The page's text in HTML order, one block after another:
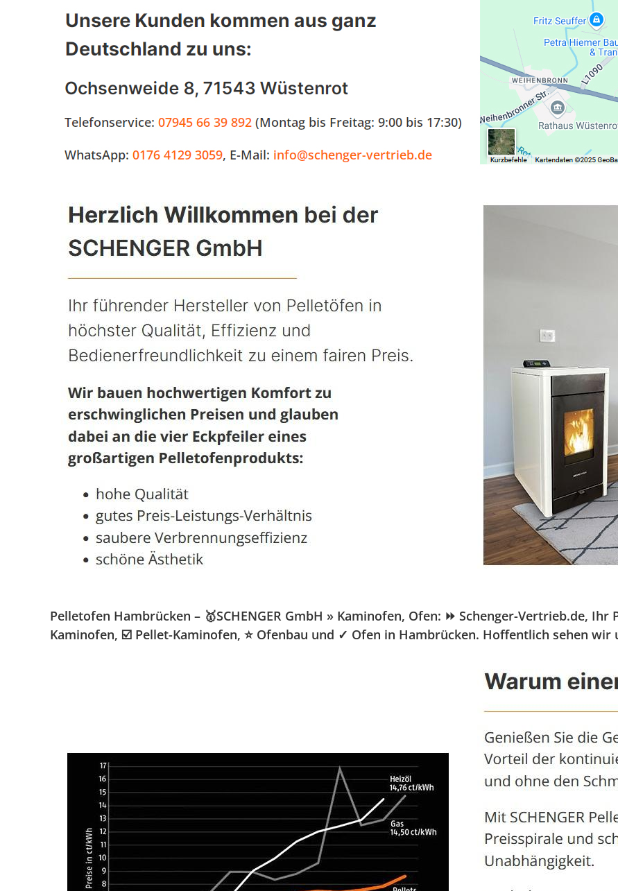
Pelletofen Hambrücken – 🥇SCHENGER GmbH » Kaminofen, Ofen: ⏩ Schenger-Vertrieb.de,
Kaminofen, ☑️ Pellet-Kaminofen, ⭐ Ofenbau und ✓ Ofen in Hambrücken. Hoffentlich sehen wir